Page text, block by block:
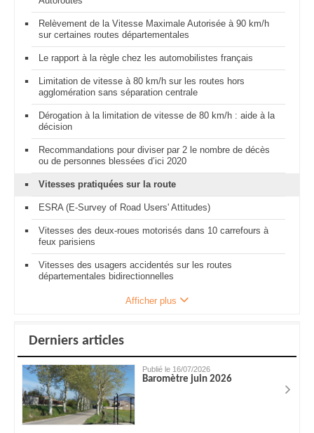
Relèvement de la Vitesse Maximale Autorisée à 90 km/h
sur certaines routes départementales
Le rapport à la règle chez les automobilistes français
Limitation de vitesse à 80 km/h sur les routes hors
agglomération sans séparation centrale
Dérogation à la limitation de vitesse de 80 km/h : aide à la
décision
Recommandations pour diviser par 2 le nombre de décès
ou de personnes blessées d’ici 2020
Vitesses pratiquées sur la route
ESRA (E-Survey of Road Users' Attitudes)
Vitesses des deux-roues motorisés dans 10 carrefours à
feux parisiens
Vitesses des usagers accidentés sur les routes
départementales bidirectionnelles
Afficher plus
Derniers articles
Publié le 16/07/2026
Baromètre juin 2026